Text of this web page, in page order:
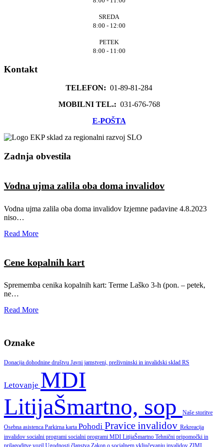
SREDA
8:00 - 12:00
PETEK
8:00 - 11:00
Kontakt
TELEFON: 01-89-81-284
MOBILNI TEL.: 031-676-768
E-POŠTA
Zadnja obvestila
Vodna ujma zalila oba doma invalidov
Vodna ujma zalila oba doma invalidov Izjemne padavine 4.8.2023
niso…
Read More
Cene kopalnih kart
Sprememba cenika kopalnih kart: Terme Laško 3-h (pon. – petek,
ne…
Read More
Oznake
Donacija dohodnine društvu Javni jamstveni, preživninski in invalidski sklad RS
Letovanje MDI
LitijaŠmartno, sop
Naše storitve
Osebna asistenca Parkirna karta Pohodi Pravice invalidov Rekreacija
invalidov socialni programi socialni programi MDI LitijaŠmartno Tehnični pripomočki in
prilagoditve vozil Ugodnosti članstva Zakon o socialnem vključevanju invalidov ZIMI